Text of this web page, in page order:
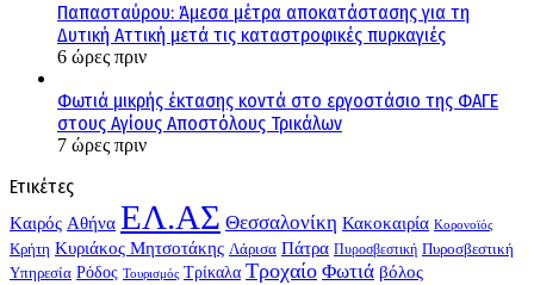
Παπασταύρου: Άμεσα μέτρα αποκατάστασης για τη
Δυτική Αττική μετά τις καταστροφικές πυρκαγιές
6 ώρες πριν
Φωτιά μικρής έκτασης κοντά στο εργοστάσιο της ΦΑΓΕ
στους Αγίους Αποστόλους Τρικάλων
7 ώρες πριν
Ετικέτες
Kαιρός Αθήνα ΕΛ.ΑΣ Θεσσαλονίκη Κακοκαιρία Κορονοϊός
Κρήτη Κυριάκος Μητσοτάκης Λάρισα Πάτρα Πυροσβεστική Πυροσβεστική
Υπηρεσία Ρόδος Τουρισμός Τρίκαλα Τροχαίο Φωτιά βόλος